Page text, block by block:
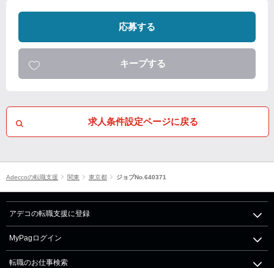
応募する
キープする
求人条件設定ページに戻る
Adeccoの転職支援 関東 東京都 ジョブNo.640371
アデコの転職支援に登録
MyPagログイン
転職のお仕事検索